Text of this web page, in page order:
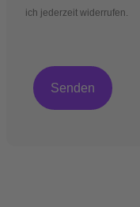
ich jederzeit widerrufen.